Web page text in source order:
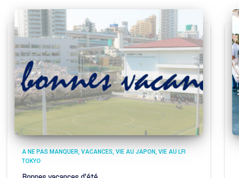
A NE PAS MANQUER VACANCES VIE AU JAPON VIE AU LFI
TOKYO